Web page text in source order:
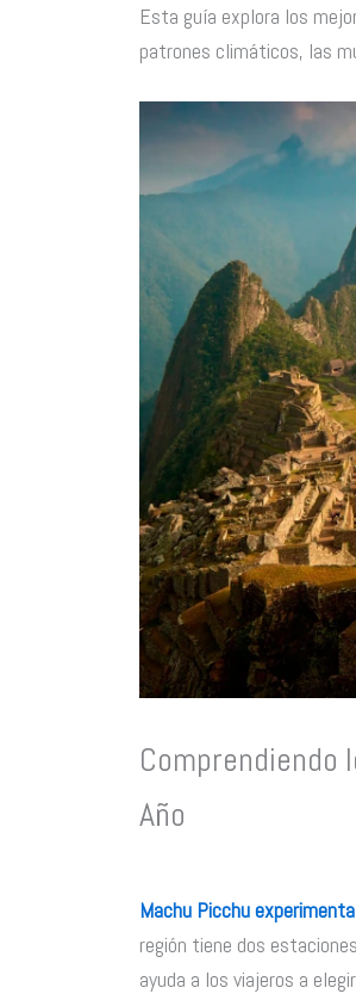
Esta guía explora los
patrones climáticos, las
Comprendiendo
Año
Machu Picchu experimenta
región tiene dos
ayuda a los viajeros a